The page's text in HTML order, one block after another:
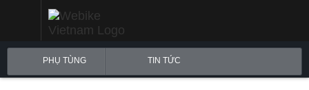
PHỤ TÙNG TIN TỨC